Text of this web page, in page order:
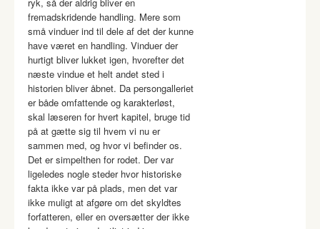
fremadskridende handling. Mere som
små vinduer ind til dele af det der kunne
have været en handling. Vinduer der
hurtigt bliver lukket igen, hvorefter det
næste vindue et helt andet sted i
historien bliver åbnet. Da persongalleriet
er både omfattende og karakterløst,
skal læseren for hvert kapitel, bruge tid
på at gætte sig til hvem vi nu er
sammen med, og hvor vi befinder os.
Det er simpelthen for rodet. Der var
ligeledes nogle steder hvor historiske
fakta ikke var på plads, men det var
ikke muligt at afgøre om det skyldtes
forfatteren, eller en oversætter der ikke